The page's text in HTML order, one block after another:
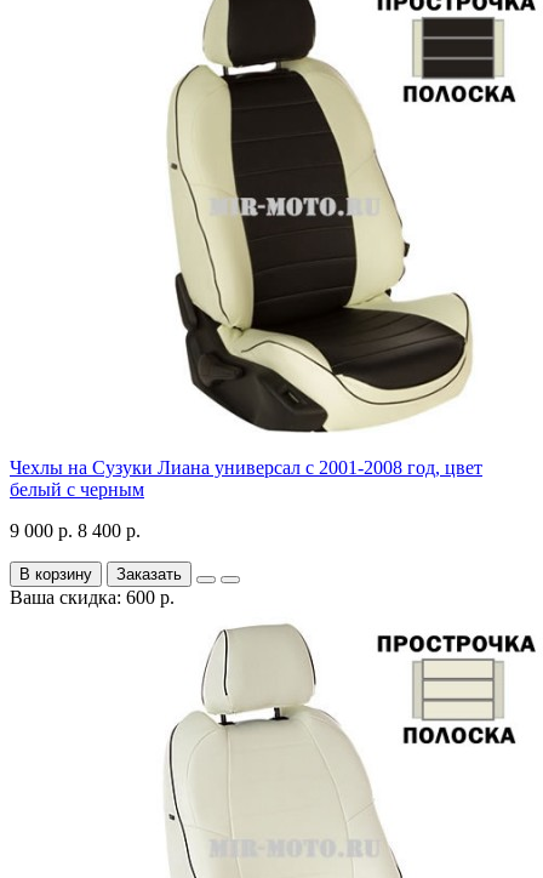
Чехлы на Сузуки Лиана универсал с 2001-2008 год, цвет
белый с черным
9 000 р. 8 400 р.
В корзину Заказать
Ваша скидка: 600 р.